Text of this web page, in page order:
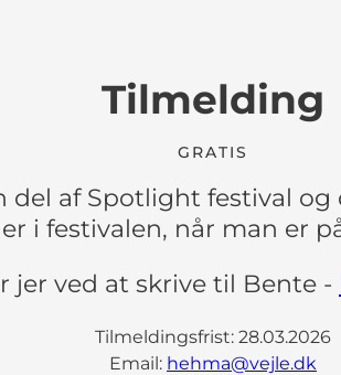
Tilmelding
GRATIS
del af Spotlight festival
i festivalen, når man er
jer ved at skrive til Bente -
Tilmeldingsfrist: 28.03.2026
Email: hehma@vejle.dk